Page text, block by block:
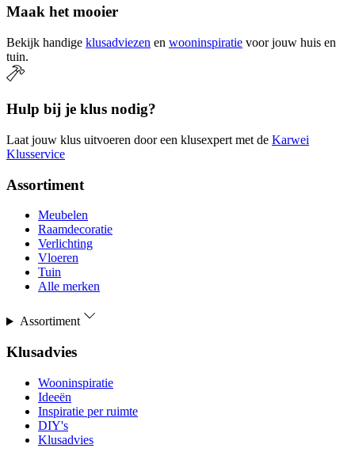
Maak het mooier
Bekijk handige klusadviezen en wooninspiratie voor jouw huis en
tuin.
Hulp bij je klus nodig?
Laat jouw klus uitvoeren door een klusexpert met de Karwei
Klusservice
Assortiment
Meubelen
Raamdecoratie
Verlichting
Vloeren
Tuin
Alle merken
Assortiment
Klusadvies
Wooninspiratie
Ideeën
Inspiratie per ruimte
DIY's
Klusadvies